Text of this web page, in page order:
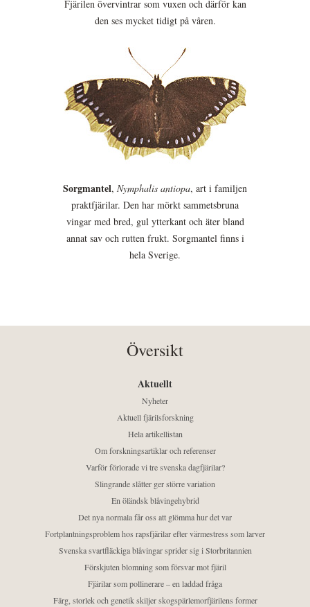
Fjärilen övervintrar som vuxen och därför kan
den ses mycket tidigt på våren.
Sorgmantel, Nymphalis antiopa, art i familjen
praktfjärilar. Den har mörkt sammetsbruna
vingar med bred, gul ytterkant och äter bland
annat sav och rutten frukt. Sorgmantel finns i
hela Sverige.
Översikt
Aktuellt
Nyheter
Aktuell fjärilsforskning
Hela artikellistan
Om forskningsartiklar och referenser
Varför förlorade vi tre svenska dagfjärilar?
Slingrande slåtter ger större variation
En öländsk blåvingehybrid
Det nya normala får oss att glömma hur det var
Fortplantningsproblem hos rapsfjärilar efter värmestress som larver
Svenska svartfläckiga blåvingar sprider sig i Storbritannien
Förskjuten blomning som försvar mot fjäril
Fjärilar som pollinerare – en laddad fråga
Färg, storlek och genetik skiljer skogspärlemorfjärilens former